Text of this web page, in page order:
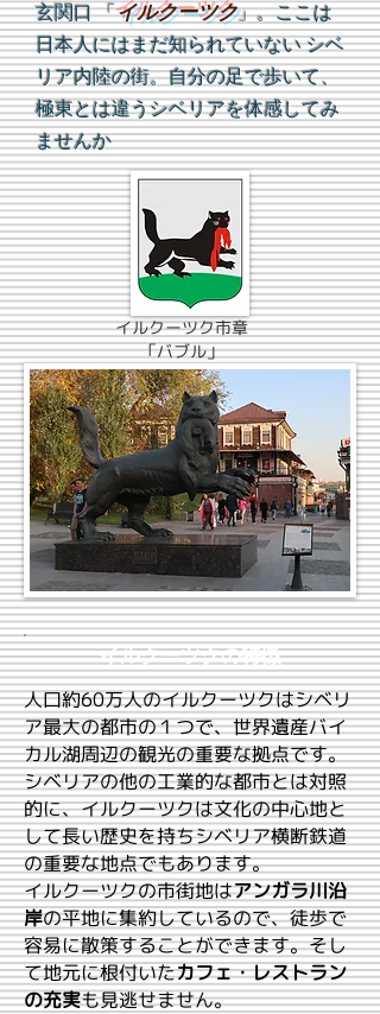
玄関口「イルクーツク」。ここは
日本人にはまだ知られていない シベ
リア内陸の街。自分の足で歩いて、
極東とは違うシベリアを体感してみ
ませんか
イルクーツク市章
「バブル」
イルクーツクの特徴
人口約60万人のイルクーツクはシベリ
ア最大の都市の１つで、世界遺産バイ
カル湖周辺の観光の重要な拠点です。
シベリアの他の工業的な都市とは対照
的に、イルクーツクは文化の中心地と
して長い歴史を持ちシベリア横断鉄道
の重要な地点でもあります。
イルクーツクの市街地はアンガラ川沿
岸の平地に集約しているので、徒歩で
容易に散策することができます。そし
て地元に根付いたカフェ・レストラン
の充実も見逃せません。